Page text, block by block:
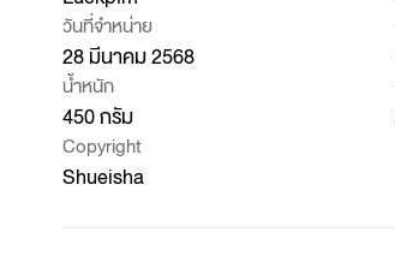
วันที่จำหน่าย
28 มีนาคม 2568
น้ำหนัก
450 กรัม
Copyright
Shueisha